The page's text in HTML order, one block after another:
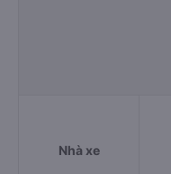
Nhà xe